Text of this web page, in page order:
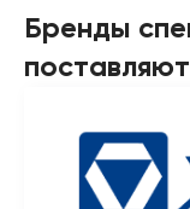
Бренды